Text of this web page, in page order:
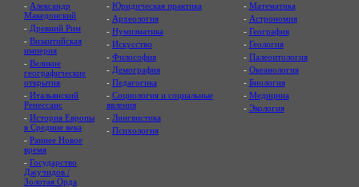
- Александр
Македонский
- Древний Рим
- Византийская
империя
- Великие
географические
открытия
- Итальянский
Ренессанс
- История Европы
в Средние века
- Раннее Новое
время
- Государство
Джучидов /
Золотая Орда
- Юридическая практика
- Археология
- Нумизматика
- Искусство
- Философия
- Демография
- Педагогика
- Социология и социальные
явления
- Лингвистика
- Психология
- Математика
- Астрономия
- География
- Геология
- Палеонтология
- Океанология
- Биология
- Медицина
- Экология